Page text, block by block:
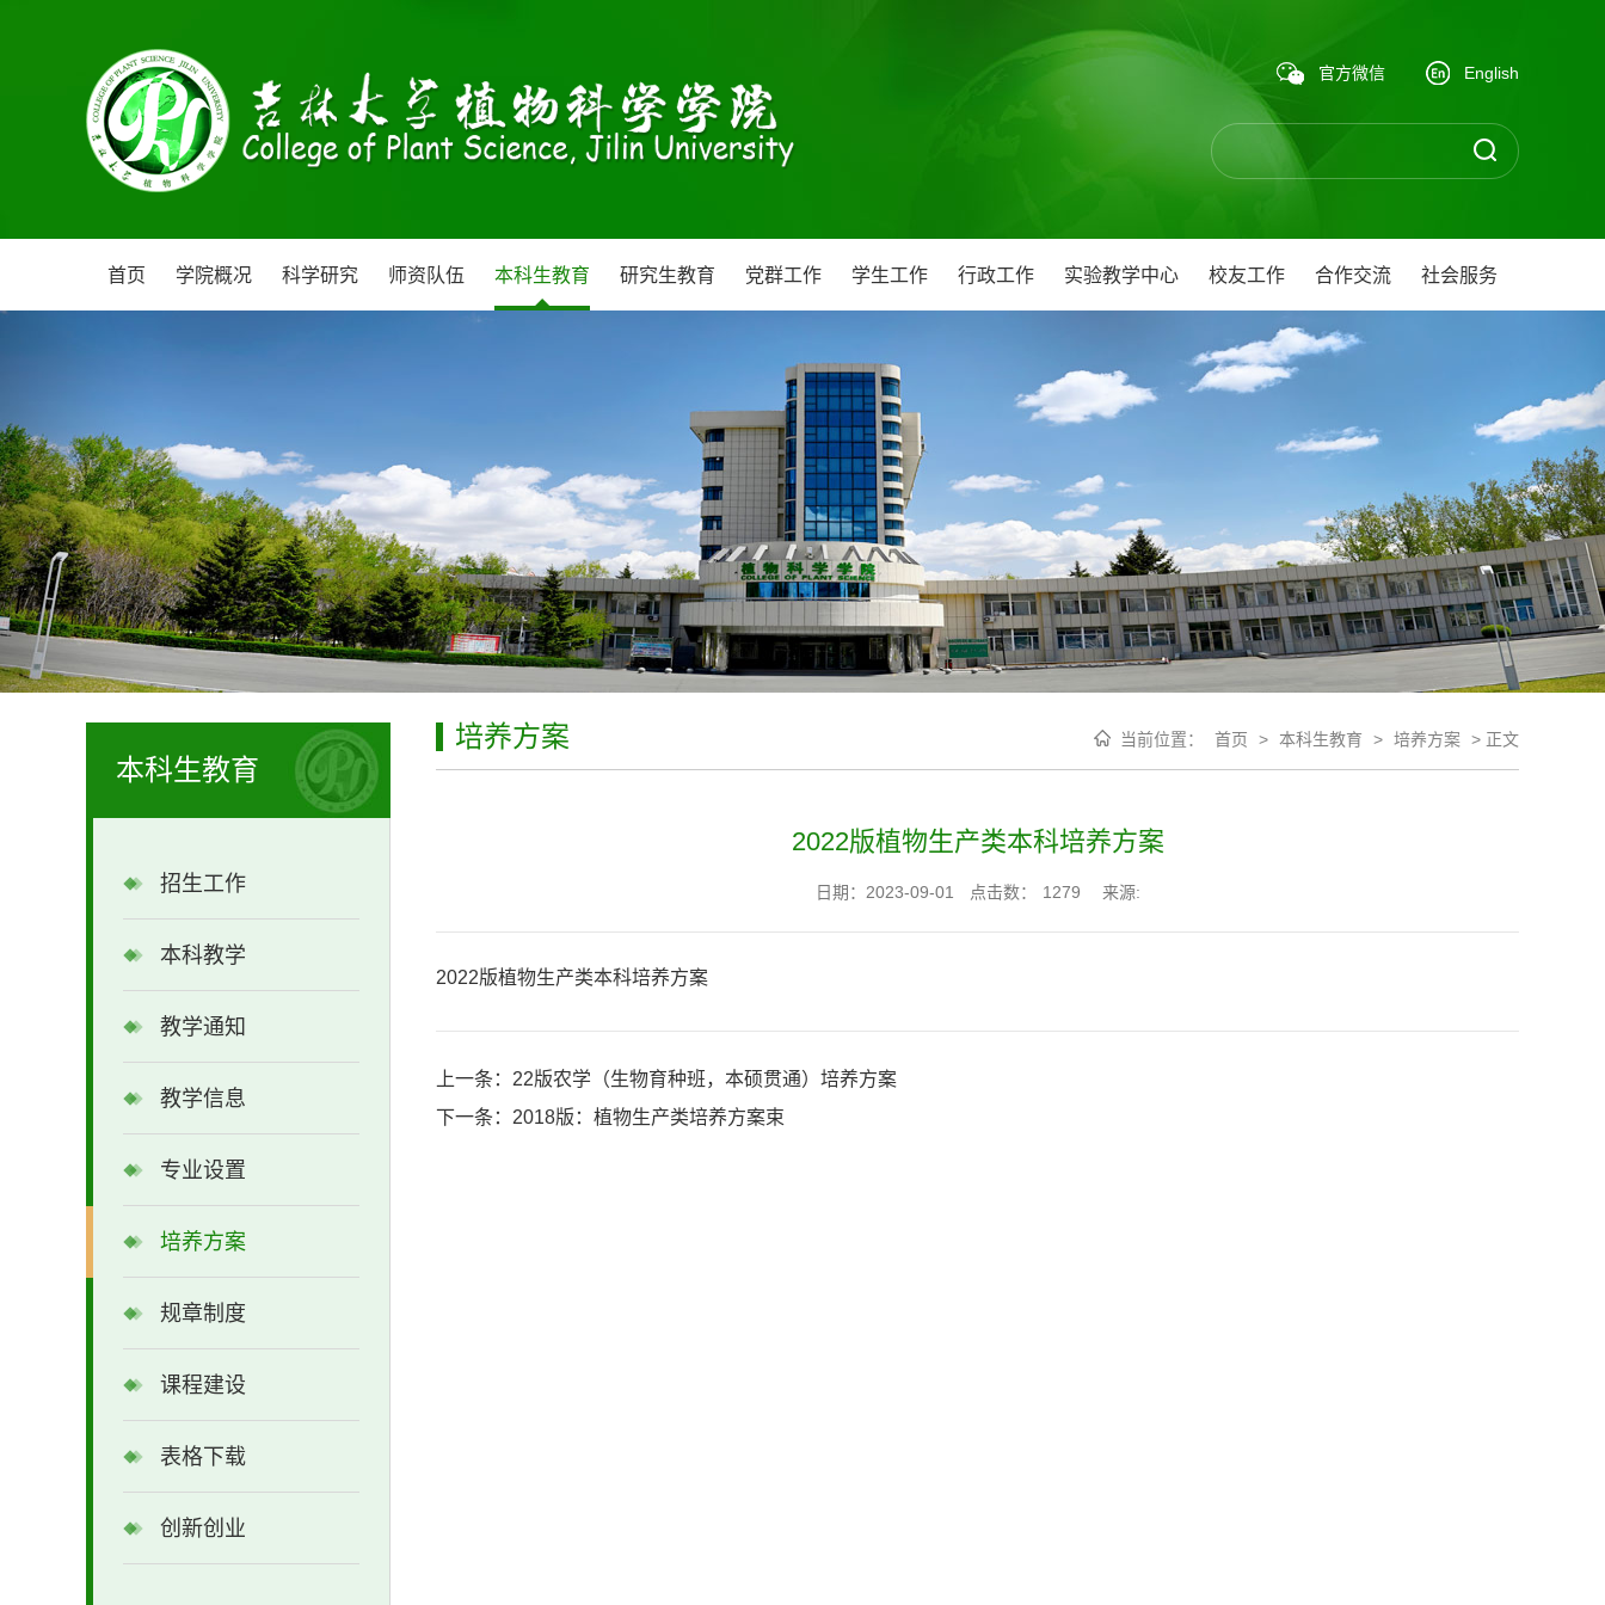
官方微信 English
首页 学院概况 科学研究 师资队伍 本科生教育 研究生教育 党群工作 学生工作 行政工作 实验教学中心 校友工作 合作交流 社会服务
本科生教育
招生工作
本科教学
教学通知
教学信息
专业设置
培养方案
规章制度
课程建设
表格下载
创新创业
培养方案 当前位置： 首页 > 本科生教育 > 培养方案 > 正文
2022版植物生产类本科培养方案
日期：2023-09-01 点击数： 1279 来源:
2022版植物生产类本科培养方案
上一条： 22版农学（生物育种班，本硕贯通）培养方案
下一条： 2018版：植物生产类培养方案束